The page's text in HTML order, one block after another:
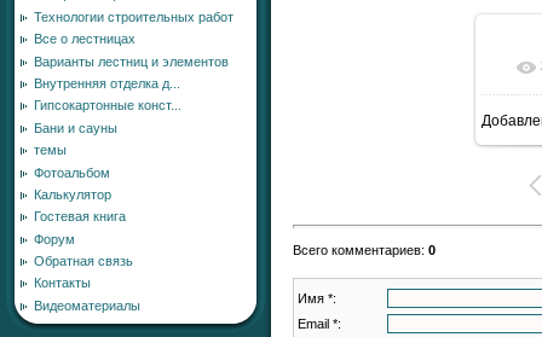
Технологии строительных работ
Все о лестницах
Варианты лестниц и элементов
Внутренняя отделка д...
Гипсокартонные конст...
Бани и сауны
темы
Фотоальбом
Калькулятор
Гостевая книга
Форум
Обратная связь
Контакты
Видеоматериалы
Всего комментариев: 0
Имя *:
Email *: